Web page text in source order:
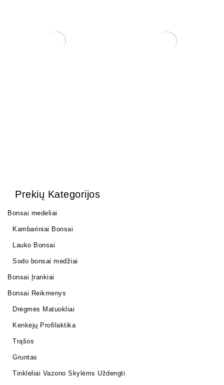
Prekių Kategorijos
Bonsai medeliai
Kambariniai Bonsai
Lauko Bonsai
Sodo bonsai medžiai
Bonsai Įrankiai
Bonsai Reikmenys
Drėgmės Matuokliai
Kenkėjų Profilaktika
Trąšos
Gruntas
Tinkleliai Vazono Skylėms Uždengti